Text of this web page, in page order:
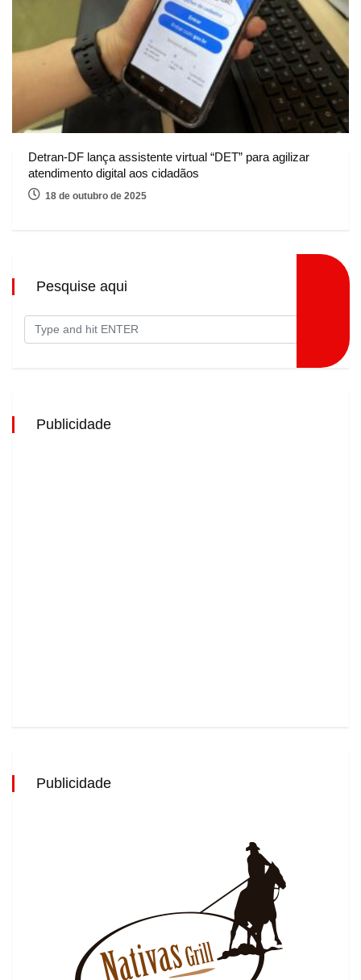
Detran-DF lança assistente virtual “DET” para agilizar
atendimento digital aos cidadãos
18 de outubro de 2025
Pesquise aqui
Publicidade
Publicidade